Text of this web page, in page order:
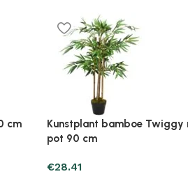
Plantenonline 3-delige
Kunstbuxussenset
€60.75